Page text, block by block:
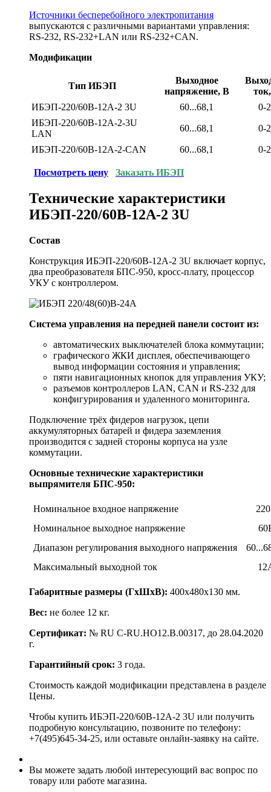
Источники бесперебойного электропитания
выпускаются с различными вариантами управления:
RS-232, RS-232+LAN или RS-232+CAN.
Модификации
Тип ИБЭП
Выходное
напряжение, В
ИБЭП-220/60B-12A-2 3U
60...68,1
0-
ИБЭП-220/60B-12A-2-3U
LAN
60...68,1 0-
ИБЭП-220/60B-12A-2-CAN 60...68,1 0-
Посмотреть цену Заказать ИБЭП
Технические характеристики
ИБЭП-220/60B-12A-2 3U
Состав
Конструкция ИБЭП-220/60B-12A-2 3U включает корпус,
два преобразователя БПС-950, кросс-плату, процессор
УКУ с контроллером.
Система управления на передней панели состоит из:
автоматических выключателей блока коммутации;
графического ЖКИ дисплея, обеспечивающего
вывод информации состояния и управления;
пяти навигационных кнопок для управления УКУ;
разъемов контроллеров LAN, CAN и RS-232 для
конфигурирования и удаленного мониторинга.
Подключение трёх фидеров нагрузок, цепи
аккумуляторных батарей и фидера заземления
производится с задней стороны корпуса на узле
коммутации.
Основные технические характеристики
выпрямителя БПС-950:
Номинальное входное напряжение
Номинальное выходное напряжение
Диапазон регулирования выходного напряжения
Максимальный выходной ток
Габаритные размеры (ГхШхВ): 400х480х130 мм.
Вес: не более 12 кг.
Сертификат: № RU C-RU.HO12.B.00317, до 28.04.2020
г.
Гарантийный срок: 3 года.
Стоимость каждой модификации представлена в разделе
Цены.
Чтобы купить ИБЭП-220/60B-12A-2 3U или получить
подробную консультацию, позвоните по телефону:
+7(495)645-34-25, или оставьте онлайн-заявку на сайте.
Вы можете задать любой интересующий вас вопрос по
товару или работе магазина.